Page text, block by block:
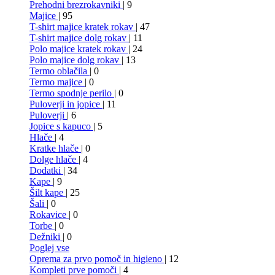
Prehodni brezrokavniki | 9
Majice | 95
T-shirt majice kratek rokav | 47
T-shirt majice dolg rokav | 11
Polo majice kratek rokav | 24
Polo majice dolg rokav | 13
Termo oblačila | 0
Termo majice | 0
Termo spodnje perilo | 0
Puloverji in jopice | 11
Puloverji | 6
Jopice s kapuco | 5
Hlače | 4
Kratke hlače | 0
Dolge hlače | 4
Dodatki | 34
Kape | 9
Šilt kape | 25
Šali | 0
Rokavice | 0
Torbe | 0
Dežniki | 0
Poglej vse
Oprema za prvo pomoč in higieno | 12
Kompleti prve pomoči | 4